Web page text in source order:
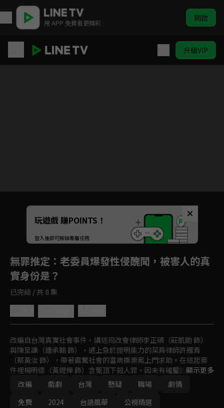
用 APP 免費看更精彩 開啟
升級VIP
Unmute
玩遊戲 賺POINTS！
登入後即可解鎖專屬任務
無罪推定 ：老委員爆發性侵醜聞，被害人的真
實身份是？
已完結 / 共 8 集
改編自台灣真實社會事件，講述司改會律師李正碩（莊凱勛 飾）
與陳至謙（鍾承翰 飾），遇上急於證明能力的菜鳥律師許雁青
（蔡黃汝 飾），帶著震驚社會的富商撕票案上門求助。在這起案
件裡楊明德（黃鐙輝 飾）含冤頂下殺人罪，因未有確鑿證據纏訟
多年，遭判死刑7次，創台灣司法史上非常上訴最多次案件，也促
使護生聯盟成立，身為護生聯盟執行長的田家瑩（楊小黎 飾）也
全力協助。
顯示更多
改編
戲劇 台灣 懸疑 職場
劇情
免費
2024 台語風華 公視精選